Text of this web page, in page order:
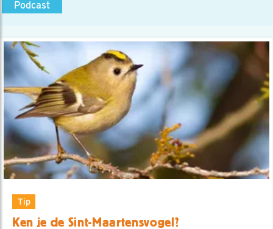
Podcast
Tip
Ken je de Sint-Maartensvogel?